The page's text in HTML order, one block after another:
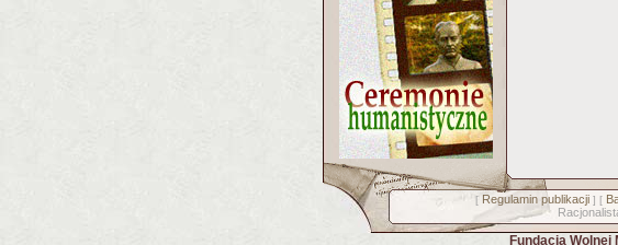
[ Regulamin publikacji] [
Fundacja Wolnej